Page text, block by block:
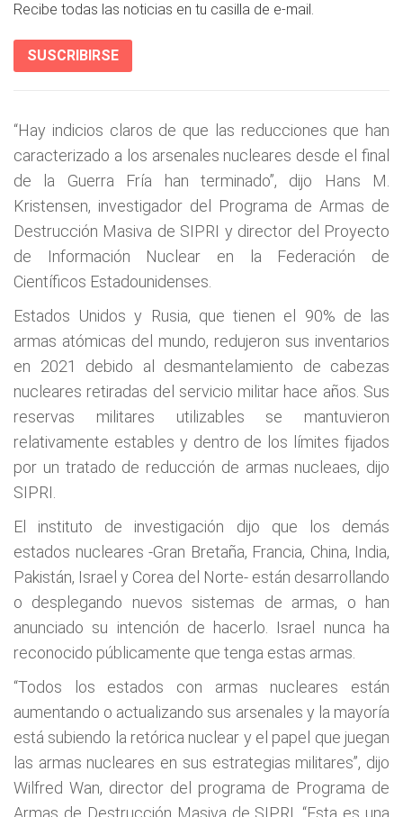
Recibe todas las noticias en tu casilla de e-mail.
SUSCRIBIRSE
“Hay indicios claros de que las reducciones que han
caracterizado a los arsenales nucleares desde el final
de la Guerra Fría han terminado”, dijo Hans M.
Kristensen, investigador del Programa de Armas de
Destrucción Masiva de SIPRI y director del Proyecto
de Información Nuclear en la Federación de
Científicos Estadounidenses.
Estados Unidos y Rusia, que tienen el 90% de las
armas atómicas del mundo, redujeron sus inventarios
en 2021 debido al desmantelamiento de cabezas
nucleares retiradas del servicio militar hace años. Sus
reservas militares utilizables se mantuvieron
relativamente estables y dentro de los límites fijados
por un tratado de reducción de armas nucleaes, dijo
SIPRI.
El instituto de investigación dijo que los demás
estados nucleares -Gran Bretaña, Francia, China, India,
Pakistán, Israel y Corea del Norte- están desarrollando
o desplegando nuevos sistemas de armas, o han
anunciado su intención de hacerlo. Israel nunca ha
reconocido públicamente que tenga estas armas.
“Todos los estados con armas nucleares están
aumentando o actualizando sus arsenales y la mayoría
está subiendo la retórica nuclear y el papel que juegan
las armas nucleares en sus estrategias militares”, dijo
Wilfred Wan, director del programa de Programa de
Armas de Destrucción Masiva de SIPRI. “Esta es una